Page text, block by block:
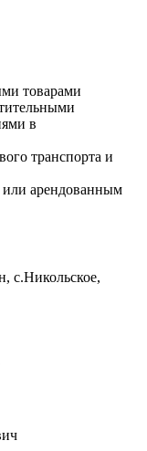
товарами
в
транспорта и
или арендованным
с.Никольское,